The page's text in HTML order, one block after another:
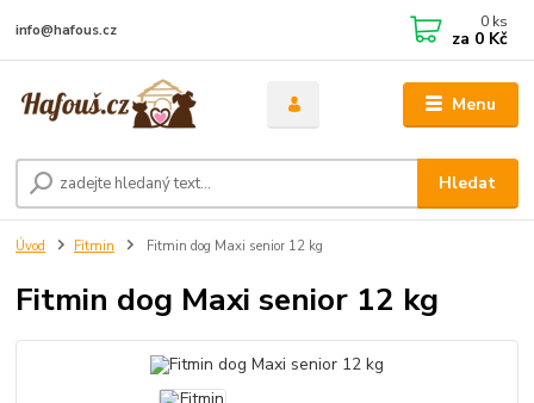
Menu
Hledat
info@hafous.cz 0 ks
za 0 Kč
Úvod Fitmin Fitmin dog Maxi senior 12 kg
Fitmin dog Maxi senior 12 kg